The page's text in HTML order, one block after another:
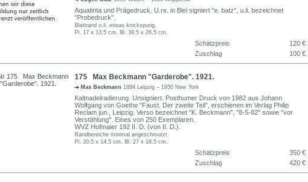
Aquatinta und Prägedruck. U.re. in Blei signiert "e. batz", u.li. bezeichnet
"Probedruck".
Blattrand o.li. etwas knickspurig.
Pl. 17 x 13,5 cm, Bl. 39,5 x 26,5 cm.
Schätzpreis
120 €
Zuschlag
100 €
175 Max Beckmann "Garderobe". 1921.
Max Beckmann 1884 Leipzig – 1950 New York
Kaltnadelradierung. Unsigniert. Posthumer Druck von 1982 aus Johann
Wolfgang von Goethe "Faust. Der zweite Teil", erschienen im Verlag Philip
Reclam jun., Leipzig. Verso bezeichnet "K. Beckmann", "8-5-82" sowie "vor
Verstählung". Eines von 250 Exemplaren.
WVZ Hofmaier 192 II. D. (von II. D.).
Randbereiche minimal angeschmutzt.
Pl. 20,5 x 14,5 cm, Bl. 27 x 18,5 cm.
Schätzpreis
350 €
Zuschlag
420 €